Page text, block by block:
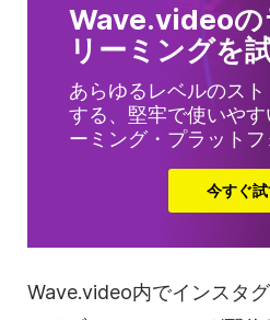
Wave.videoの
リーミングを
あらゆるレベルのス
する、堅牢で使いやす
ーミング・プラットフ
今すぐ
Wave.video内でインスタ